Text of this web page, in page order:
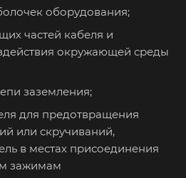
оборудования;
частей кабеля и
окружающей среды
заземления;
для предотвращения
или скручиваний,
в местах присоединения
зажимам